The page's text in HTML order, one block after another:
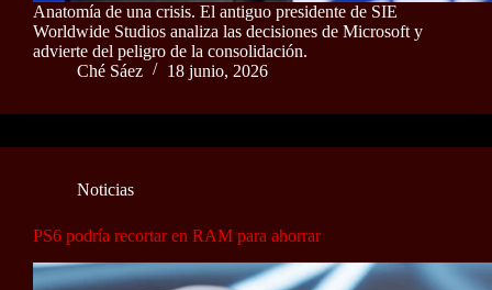
Anatomía de una crisis. El antiguo presidente de SIE
Worldwide Studios analiza las decisiones de Microsoft y
advierte del peligro de la consolidación.
Ché Sáez
18 junio, 2026
Noticias
PS6 podría recortar en RAM para ahorrar